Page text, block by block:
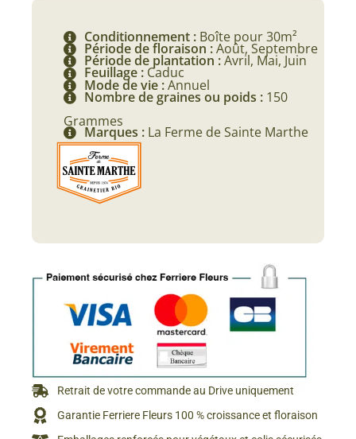
Conditionnement : Boîte pour 30m²
Période de floraison :Août, Septembre
Période de plantation :Avril, Mai, Juin
Feuillage : Caduc
Mode de vie :Annuel
Nombre de graines ou poids : 150
Grammes
Marques : La Ferme de Sainte Marthe
Retrait de votre commande au Drive uniquement
Garantie Ferriere Fleurs 100 % croissance et floraison